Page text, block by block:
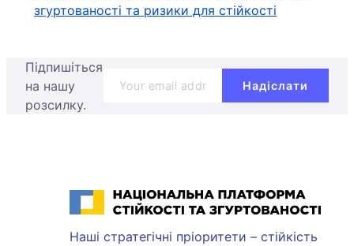
згуртованості та ризики для стійкості
Підпишіться
на нашу
розсилку.
Національна платформа стійкості та згуртованості
Наші стратегічні пріоритети – стійкість